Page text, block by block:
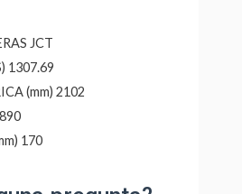
JCT
1307.69
(mm) 2102
170